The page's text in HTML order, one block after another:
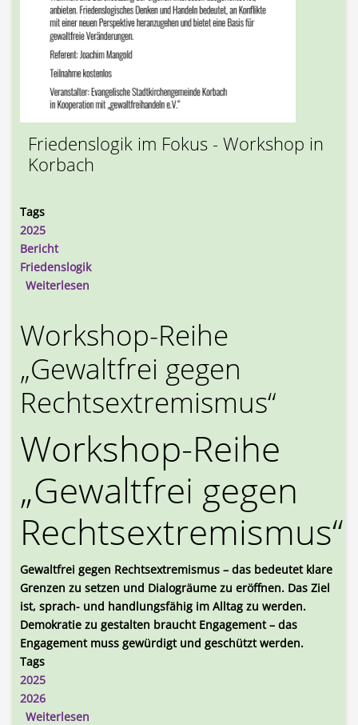
Friedenslogik im Fokus - Workshop in
Korbach
Tags
2025
Bericht
Friedenslogik
Weiterlesen
Workshop-Reihe
„Gewaltfrei gegen
Rechtsextremismus“
Workshop-Reihe
„Gewaltfrei gegen
Rechtsextremismus“
Gewaltfrei gegen Rechtsextremismus – das bedeutet klare
Grenzen zu setzen und Dialogräume zu eröffnen. Das Ziel
ist, sprach- und handlungsfähig im Alltag zu werden.
Demokratie zu gestalten braucht Engagement – das
Engagement muss gewürdigt und geschützt werden.
Tags
2025
2026
Weiterlesen